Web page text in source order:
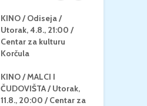
KINO / Odiseja /
Utorak, 4.8., 21:00 /
Centar za kulturu
Korčula
KINO / MALCI I
ČUDOVIŠTA / Utorak,
11.8., 20:00 / Centar za